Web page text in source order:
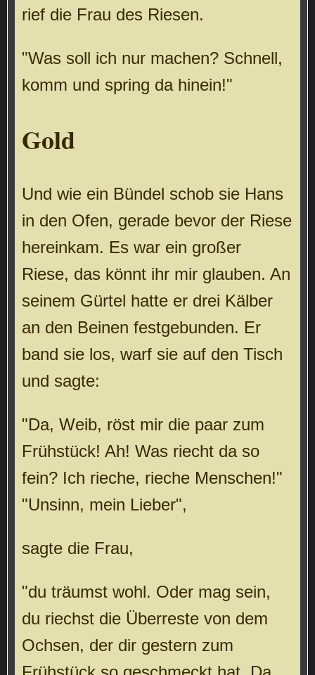
rief die Frau des Riesen.
"Was soll ich nur machen? Schnell,
komm und spring da hinein!"
Gold
Und wie ein Bündel schob sie Hans
in den Ofen, gerade bevor der Riese
hereinkam. Es war ein großer
Riese, das könnt ihr mir glauben. An
seinem Gürtel hatte er drei Kälber
an den Beinen festgebunden. Er
band sie los, warf sie auf den Tisch
und sagte:
"Da, Weib, röst mir die paar zum
Frühstück! Ah! Was riecht da so
fein? Ich rieche, rieche Menschen!"
"Unsinn, mein Lieber",
sagte die Frau,
"du träumst wohl. Oder mag sein,
du riechst die Überreste von dem
Ochsen, der dir gestern zum